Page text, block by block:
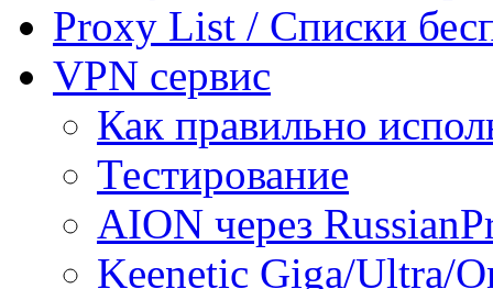
Proxy List / Списки
VPN сервис
Как правильно
Тестирование
AION через
Keenetic Giga/Ultra/